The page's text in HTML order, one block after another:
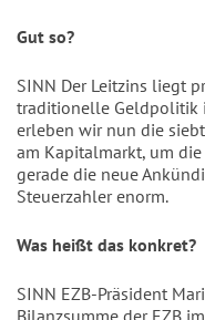
Gut so?
SINN Der Leitzins liegt
traditionelle Geldpolitik
erleben wir nun die
am Kapitalmarkt, um
gerade die neue
Steuerzahler enorm.
Was heißt das konkret?
SINN EZB-Präsident
Bilanzsumme der EZB